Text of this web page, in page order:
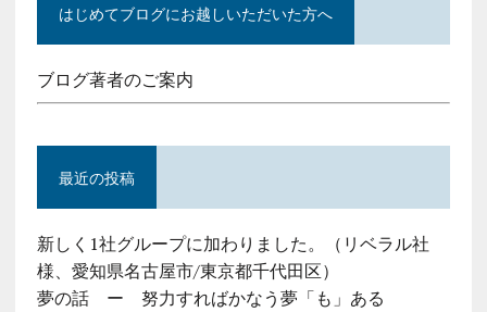
はじめてブログにお越しいただいた方へ
ブログ著者のご案内
最近の投稿
新しく1社グループに加わりました。（リベラル社
様、愛知県名古屋市/東京都千代田区）
夢の話 ー 努力すればかなう夢「も」ある